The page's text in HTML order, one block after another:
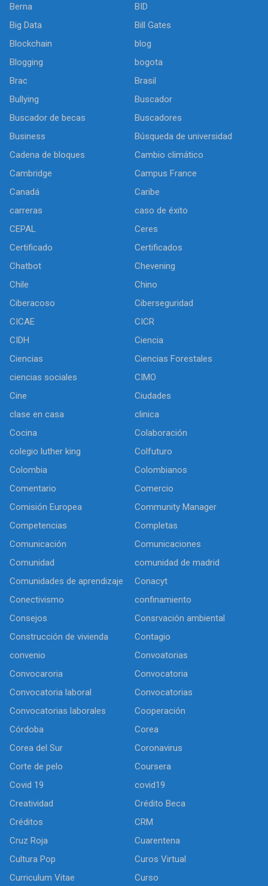
Berna
BID
Big Data
Bill Gates
Blockchain
blog
Blogging
bogota
Brac
Brasil
Bullying
Buscador
Buscador de becas
Buscadores
Business
Búsqueda de universidad
Cadena de bloques
Cambio climático
Cambridge
Campus France
Canadá
Caribe
carreras
caso de éxito
CEPAL
Ceres
Certificado
Certificados
Chatbot
Chevening
Chile
Chino
Ciberacoso
Ciberseguridad
CICAE
CICR
CIDH
Ciencia
Ciencias
Ciencias Forestales
ciencias sociales
CIMO
Cine
Ciudades
clase en casa
clinica
Cocina
Colaboración
colegio luther king
Colfuturo
Colombia
Colombianos
Comentario
Comercio
Comisión Europea
Community Manager
Competencias
Completas
Comunicación
Comunicaciones
Comunidad
comunidad de madrid
Comunidades de aprendizaje
Conacyt
Conectivismo
confinamiento
Consejos
Consrvación ambiental
Construcción de vivienda
Contagio
convenio
Convoatorias
Convocaroria
Convocatoria
Convocatoria laboral
Convocatorias
Convocatorias laborales
Cooperación
Córdoba
Corea
Corea del Sur
Coronavirus
Corte de pelo
Coursera
Covid 19
covid19
Creatividad
Crédito Beca
Créditos
CRM
Cruz Roja
Cuarentena
Cultura Pop
Curos Virtual
Curriculum Vitae
Curso